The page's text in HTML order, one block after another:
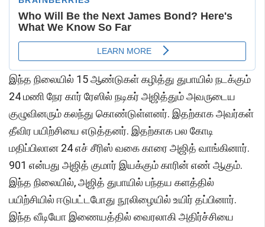
இந்த நிலையில் 15 ஆண்டுகள் கழித்து துபாயில் நடக்கும்
24 மணி நேர கார் ரேஸில் நடிகர் அஜித்தும் அவருடைய
குழுவினரும் கலந்து கொண்டுள்ளனர். இதற்காக அவர்கள்
தீவிர பயிற்சியை எடுத்தனர். இதற்காக பல கோடி
மதிப்பிலான 24 எச் சீரிஸ் வகை காரை அஜித் வாங்கினார்.
901 என்பது அஜித் குமார் இயக்கும் காரின் எண் ஆகும்.
இந்த நிலையில், அஜித் துபாயில் பந்தய களத்தில்
பயிற்சியில் ஈடுபட்டபோது நூலிழையில் உயிர் தப்பினார்.
இந்த வீடியோ இணையத்தில் வைரலாகி அதிர்ச்சியை